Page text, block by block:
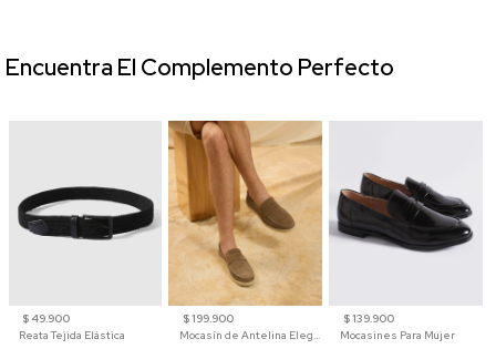
$ 49.900
Reata Tejida Elástica
$ 199.900
Mocasín de Antelina Elegante con Suela de Contraste Para Hombre
$ 139.900
Mocasines Para Mujer
Encuentra El Complemento Perfecto